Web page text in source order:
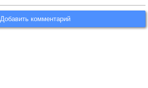
Добавить комментарий